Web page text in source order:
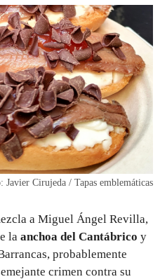
Javier Cirujeda / Tapas emblemáticas
a Miguel Ángel Revilla,
la anchoa del Cantábrico y
probablemente
crimen contra su